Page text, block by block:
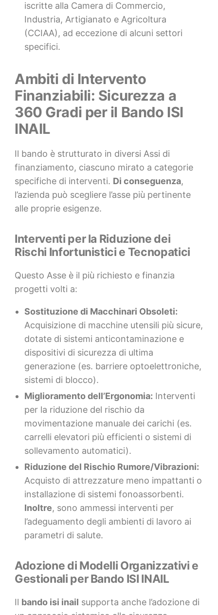
iscritte alla Camera di Commercio,
Industria, Artigianato e Agricoltura
(CCIAA), ad eccezione di alcuni settori
specifici.
Ambiti di Intervento
Finanziabili: Sicurezza a
360 Gradi per il Bando ISI
INAIL
Il bando è strutturato in diversi Assi di
finanziamento, ciascuno mirato a categorie
specifiche di interventi. Di conseguenza,
l’azienda può scegliere l’asse più pertinente
alle proprie esigenze.
Interventi per la Riduzione dei
Rischi Infortunistici e Tecnopatici
Questo Asse è il più richiesto e finanzia
progetti volti a:
Sostituzione di Macchinari Obsoleti:
Acquisizione di macchine utensili più sicure,
dotate di sistemi anticontaminazione e
dispositivi di sicurezza di ultima
generazione (es. barriere optoelettroniche,
sistemi di blocco).
Miglioramento dell’Ergonomia: Interventi
per la riduzione del rischio da
movimentazione manuale dei carichi (es.
carrelli elevatori più efficienti o sistemi di
sollevamento automatici).
Riduzione del Rischio Rumore/Vibrazioni:
Acquisto di attrezzature meno impattanti o
installazione di sistemi fonoassorbenti.
Inoltre, sono ammessi interventi per
l’adeguamento degli ambienti di lavoro ai
parametri di salute.
Adozione di Modelli Organizzativi e
Gestionali per Bando ISI INAIL
Il bando isi inail supporta anche l’adozione di